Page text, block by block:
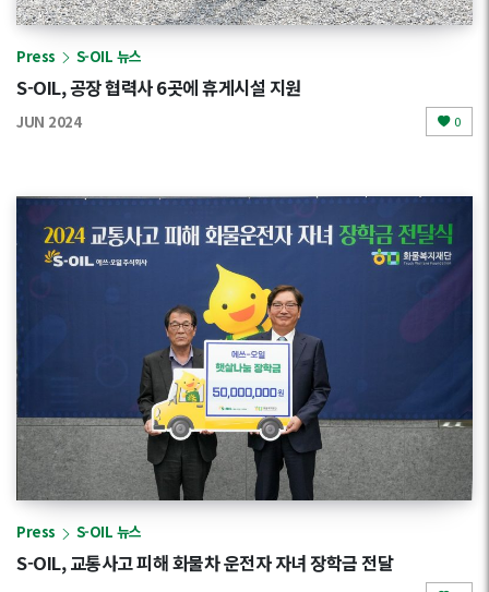
Press S-OIL 뉴스
S-OIL, 공장 협력사 6곳에 휴게시설 지원
JUN 2024 0
Press S-OIL 뉴스
S-OIL, 교통사고 피해 화물차 운전자 자녀 장학금 전달